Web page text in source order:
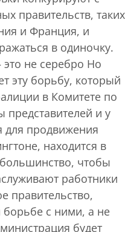
правительств, таких
и Франция, и
в одиночку.
не серебро Но
эту борьбу, который
в Комитете по
представителей и у
для продвижения
находится в
чтобы
работники
правительство,
борьбе с ними, а не
будет